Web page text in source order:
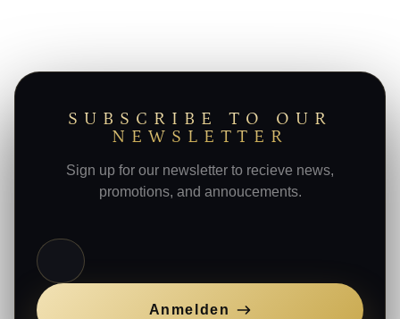
SUBSCRIBE TO OUR
NEWSLETTER
Sign up for our newsletter to recieve news,
promotions, and annoucements.
E-Mail
Anmelden